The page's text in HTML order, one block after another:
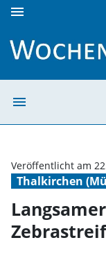
menu
menu
Thalkirchen
Veröffentlicht am